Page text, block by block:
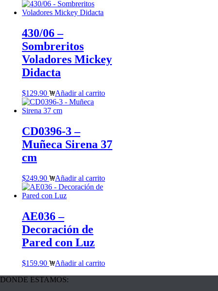
430/06 –
Sombreritos
Voladores Mickey
Didacta
$129.90 Añadir al carrito
CD0396-3 –
Muñeca Sirena 37
cm
$249.90 Añadir al carrito
AE036 –
Decoración de
Pared con Luz
$159.90
Añadir al carrito
DONDE ESTAMOS: